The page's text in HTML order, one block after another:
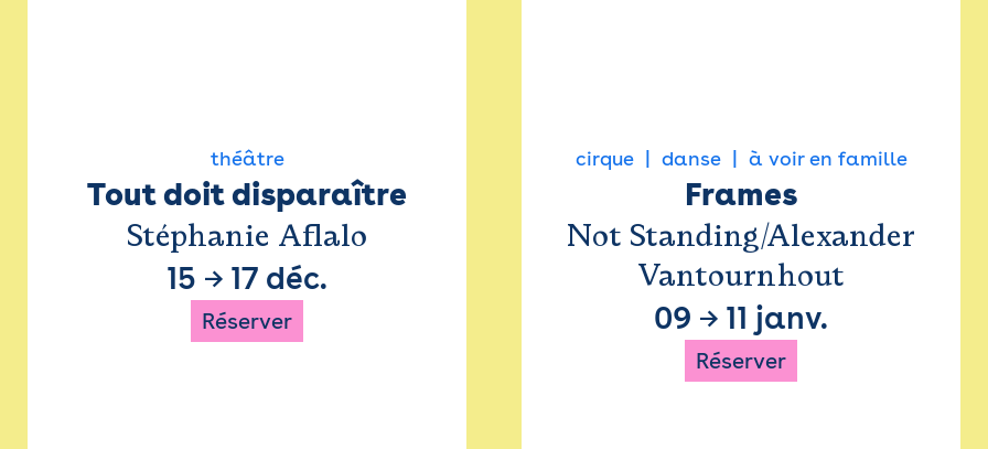
théâtre
Tout doit disparaître
Stéphanie Aflalo
15 → 17 déc.
Réserver
cirque danse à voir en famille
Frames
Not Standing/Alexander
Vantournhout
09 → 11 janv.
Réserver